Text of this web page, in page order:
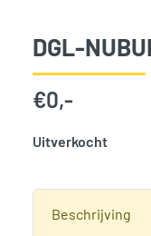
DGL-
€0,-
Uitverkocht
Beschrijving